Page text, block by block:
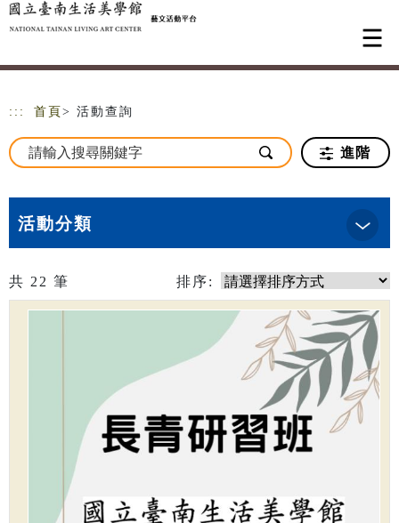
跳到主要內容
網站導覽
::: 首頁 > 活動查詢
進階
活動分類
共 22 筆 排序: